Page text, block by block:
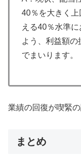
40％を大きく
える40％水準
よう、利益額
でまいります。
業績の回復が喫緊
まとめ